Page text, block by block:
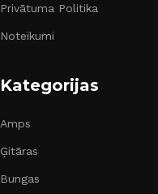
Privātuma Politika
Noteikumi
Kategorijas
Amps
Ģitāras
Bungas